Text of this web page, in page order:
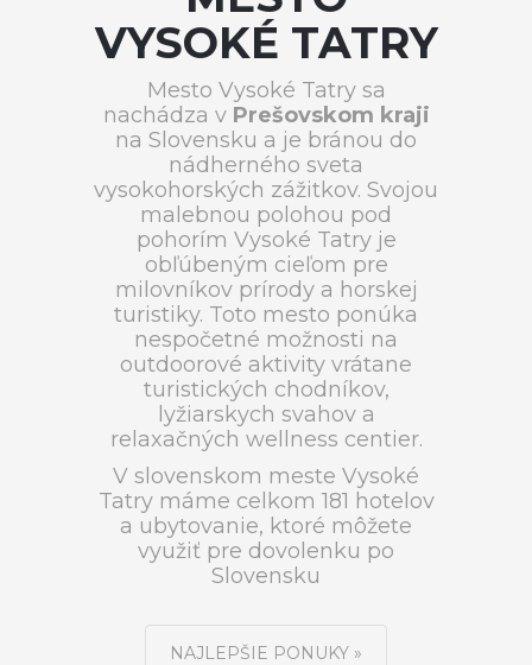
VYSOKÉ TATRY
Mesto Vysoké Tatry sa
nachádza v Prešovskom kraji
na Slovensku a je bránou do
nádherného sveta
vysokohorských zážitkov. Svojou
malebnou polohou pod
pohorím Vysoké Tatry je
obľúbeným cieľom pre
milovníkov prírody a horskej
turistiky. Toto mesto ponúka
nespočetné možnosti na
outdoorové aktivity vrátane
turistických chodníkov,
lyžiarskych svahov a
relaxačných wellness centier.
V slovenskom meste Vysoké
Tatry máme celkom 181 hotelov
a ubytovanie, ktoré môžete
využiť pre dovolenku po
Slovensku
NAJLEPŠIE PONUKY »